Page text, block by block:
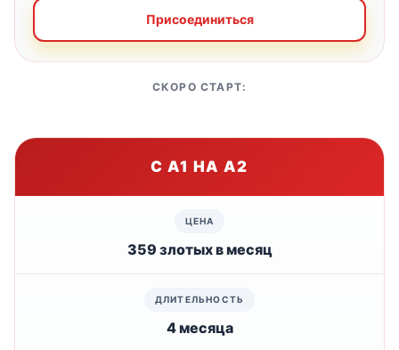
Присоединиться
СКОРО СТАРТ:
С А1 НА А2
359 злотых в месяц
4 месяца